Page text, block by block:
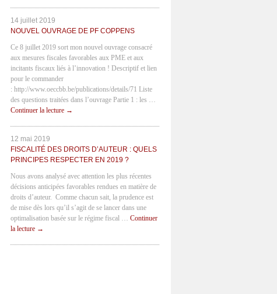
14 juillet 2019
NOUVEL OUVRAGE DE PF COPPENS
Ce 8 juillet 2019 sort mon nouvel ouvrage consacré
aux mesures fiscales favorables aux PME et aux
incitants fiscaux liés à l’innovation ! Descriptif et lien
pour le commander
: http://www.oeccbb.be/publications/details/71 Liste
des questions traitées dans l’ouvrage Partie 1 : les …
Continuer la lecture →
12 mai 2019
FISCALITÉ DES DROITS D’AUTEUR : QUELS
PRINCIPES RESPECTER EN 2019 ?
Nous avons analysé avec attention les plus récentes
décisions anticipées favorables rendues en matière de
droits d’auteur. Comme chacun sait, la prudence est
de mise dès lors qu’il s’agit de se lancer dans une
optimalisation basée sur le régime fiscal …Continuer
la lecture →